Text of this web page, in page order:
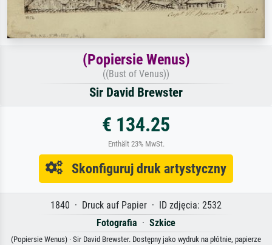
(Popiersie Wenus)
((Bust of Venus))
Sir David Brewster
€ 134.25
Enthält 23% MwSt.
Skonfiguruj druk artystyczny
1840 · Druck auf Papier · ID zdjęcia: 2532
Fotografia · Szkice
(Popiersie Wenus) · Sir David Brewster. Dostępny jako wydruk na płótnie, papierze